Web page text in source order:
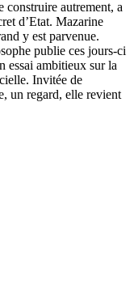
construire autrement, a
d’Etat. Mazarine
y est parvenue.
publie ces jours-ci
essai ambitieux sur la
Invitée de
un regard, elle revient